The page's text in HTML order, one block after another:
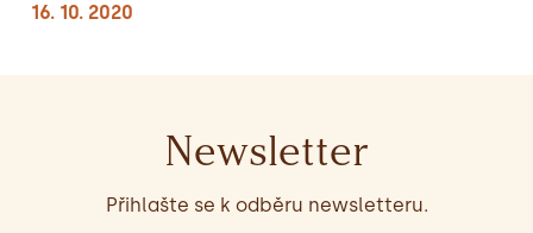
16. 10. 2020
Newsletter
Přihlašte se k odběru newsletteru.